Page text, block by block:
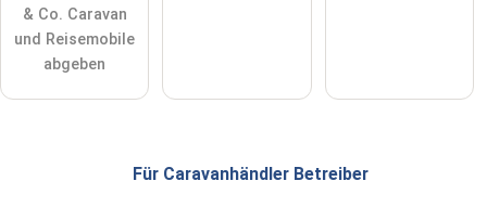
& Co. Caravan
und Reisemobile
abgeben
Für Caravanhändler Betreiber